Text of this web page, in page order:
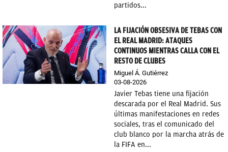
partidos...
LA FIJACIÓN OBSESIVA DE TEBAS CON
EL REAL MADRID: ATAQUES
CONTINUOS MIENTRAS CALLA CON EL
RESTO DE CLUBES
Miguel Á. Gutiérrez
03-08-2026
Javier Tebas tiene una fijación
descarada por el Real Madrid. Sus
últimas manifestaciones en redes
sociales, tras el comunicado del
club blanco por la marcha atrás de
la FIFA en...